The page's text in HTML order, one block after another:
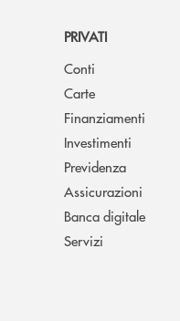
PRIVATI
Conti
Carte
Finanziamenti
Investimenti
Previdenza
Assicurazioni
Banca digitale
Servizi